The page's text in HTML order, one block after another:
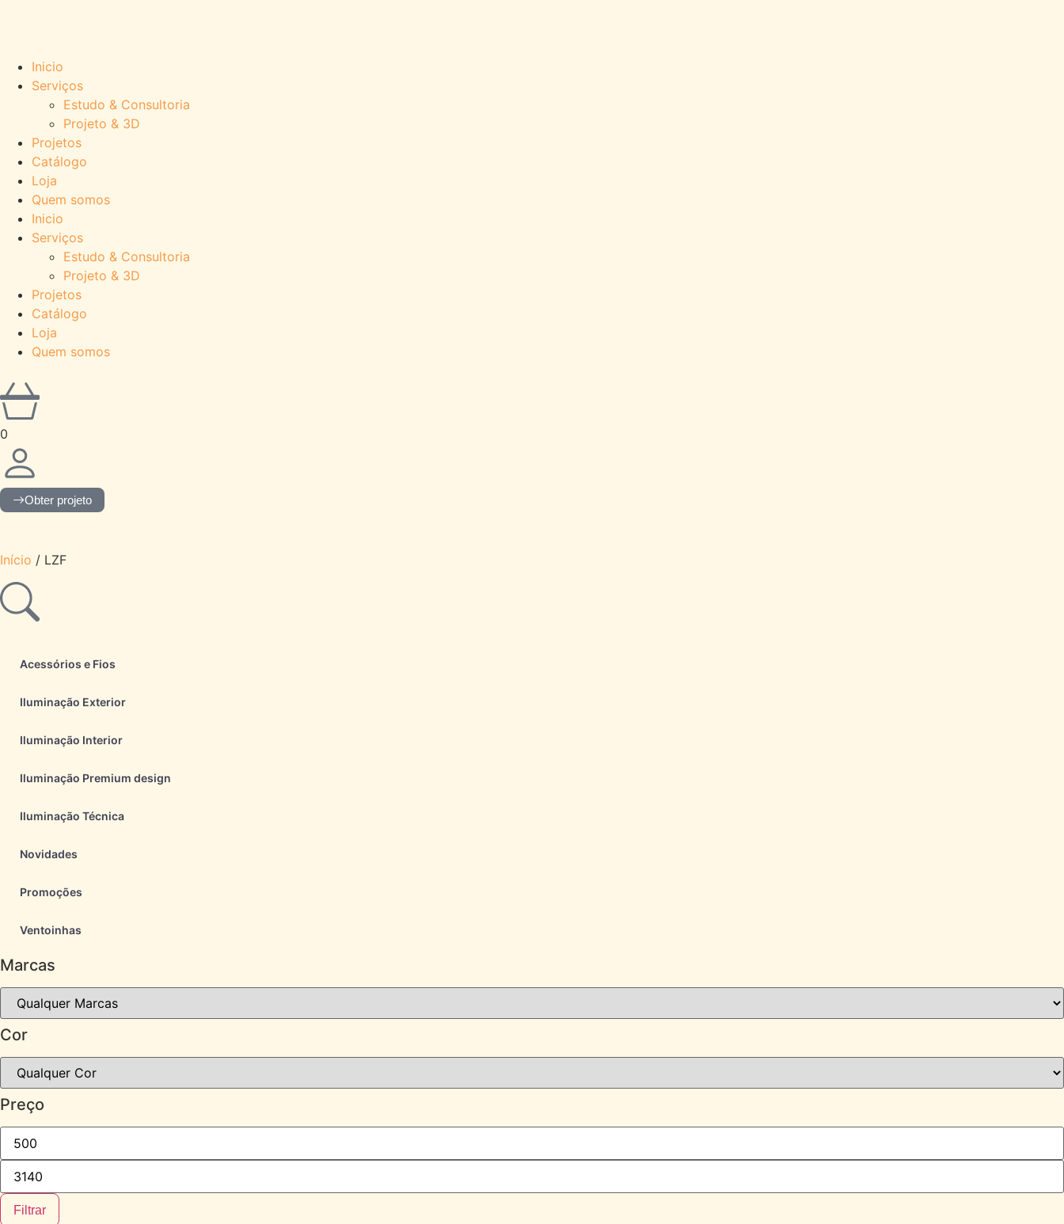
Inicio
Serviços
Estudo & Consultoria
Projeto & 3D
Projetos
Catálogo
Loja
Quem somos
Inicio
Serviços
Estudo & Consultoria
Projeto & 3D
Projetos
Catálogo
Loja
Quem somos
0
Obter projeto
Início / LZF
Acessórios e Fios
Iluminação Exterior
Iluminação Interior
Iluminação Premium design
Iluminação Técnica
Novidades
Promoções
Ventoinhas
Marcas
Cor
Preço
Filtrar